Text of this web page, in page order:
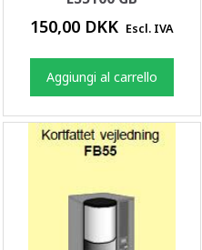
150,00 DKK Escl. IVA
Aggiungi al carrello